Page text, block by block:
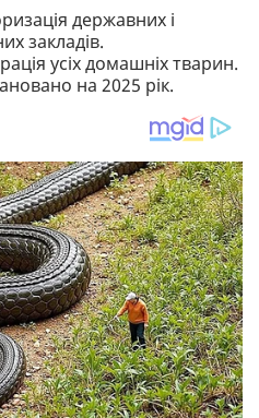
державних і
закладів.
усіх домашніх тварин.
на 2025 рік.